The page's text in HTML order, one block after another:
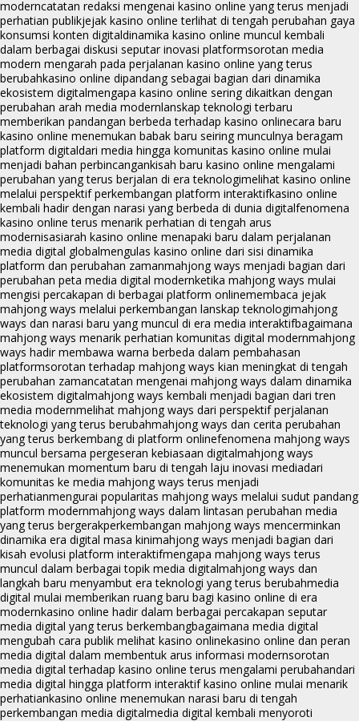
moderncatatan redaksi mengenai kasino online yang terus menjadi
perhatian publikjejak kasino online terlihat di tengah perubahan gaya
konsumsi konten digitaldinamika kasino online muncul kembali
dalam berbagai diskusi seputar inovasi platformsorotan media
modern mengarah pada perjalanan kasino online yang terus
berubahkasino online dipandang sebagai bagian dari dinamika
ekosistem digitalmengapa kasino online sering dikaitkan dengan
perubahan arah media modernlanskap teknologi terbaru
memberikan pandangan berbeda terhadap kasino onlinecara baru
kasino online menemukan babak baru seiring munculnya beragam
platform digitaldari media hingga komunitas kasino online mulai
menjadi bahan perbincangankisah baru kasino online mengalami
perubahan yang terus berjalan di era teknologimelihat kasino online
melalui perspektif perkembangan platform interaktifkasino online
kembali hadir dengan narasi yang berbeda di dunia digitalfenomena
kasino online terus menarik perhatian di tengah arus
modernisasiarah kasino online menapaki baru dalam perjalanan
media digital globalmengulas kasino online dari sisi dinamika
platform dan perubahan zamanmahjong ways menjadi bagian dari
perubahan peta media digital modernketika mahjong ways mulai
mengisi percakapan di berbagai platform onlinemembaca jejak
mahjong ways melalui perkembangan lanskap teknologimahjong
ways dan narasi baru yang muncul di era media interaktifbagaimana
mahjong ways menarik perhatian komunitas digital modernmahjong
ways hadir membawa warna berbeda dalam pembahasan
platformsorotan terhadap mahjong ways kian meningkat di tengah
perubahan zamancatatan mengenai mahjong ways dalam dinamika
ekosistem digitalmahjong ways kembali menjadi bagian dari tren
media modernmelihat mahjong ways dari perspektif perjalanan
teknologi yang terus berubahmahjong ways dan cerita perubahan
yang terus berkembang di platform onlinefenomena mahjong ways
muncul bersama pergeseran kebiasaan digitalmahjong ways
menemukan momentum baru di tengah laju inovasi mediadari
komunitas ke media mahjong ways terus menjadi
perhatianmengurai popularitas mahjong ways melalui sudut pandang
platform modernmahjong ways dalam lintasan perubahan media
yang terus bergerakperkembangan mahjong ways mencerminkan
dinamika era digital masa kinimahjong ways menjadi bagian dari
kisah evolusi platform interaktifmengapa mahjong ways terus
muncul dalam berbagai topik media digitalmahjong ways dan
langkah baru menyambut era teknologi yang terus berubahmedia
digital mulai memberikan ruang baru bagi kasino online di era
modernkasino online hadir dalam berbagai percakapan seputar
media digital yang terus berkembangbagaimana media digital
mengubah cara publik melihat kasino onlinekasino online dan peran
media digital dalam membentuk arus informasi modernsorotan
media digital terhadap kasino online terus mengalami perubahandari
media digital hingga platform interaktif kasino online mulai menarik
perhatiankasino online menemukan narasi baru di tengah
perkembangan media digitalmedia digital kembali menyoroti